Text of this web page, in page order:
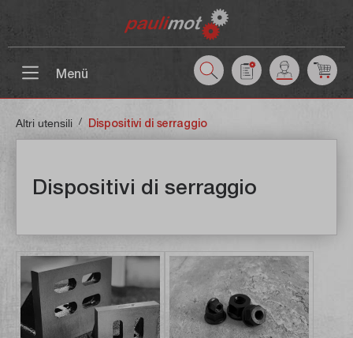
Menü
Altri utensili / Dispositivi di serraggio
Dispositivi di serraggio